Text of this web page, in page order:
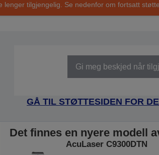
tilgjengelig. Se nedenfor om fortsatt støtte.
Gi meg beskjed når
GÅ TIL STØTTESIDEN FOR
Det finnes en nyere modell
AcuLaser C9300DTN